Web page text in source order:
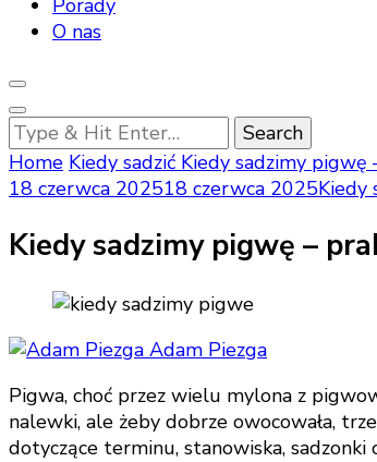
Porady
O nas
Looking
for
Something?
Home Kiedy sadzić Kiedy sadzimy pigwę
18 czerwca 202518 czerwca 2025Kiedy
Kiedy sadzimy pigwę –
Adam Piezga
Pigwa, choć przez wielu mylona z
nalewki, ale żeby dobrze owocowała,
dotyczące terminu, stanowiska,